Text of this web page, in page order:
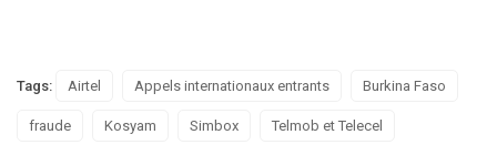
Tags: Airtel Appels internationaux entrants Burkina Faso
fraude Kosyam Simbox Telmob et Telecel